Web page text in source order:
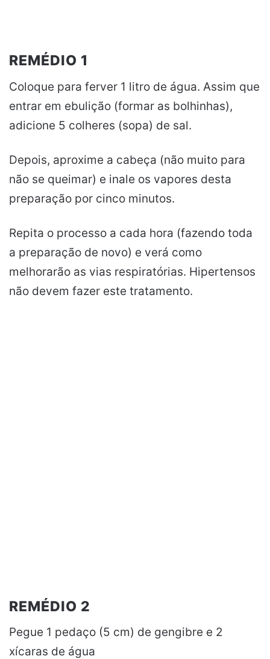
REMÉDIO 1
Coloque para ferver 1 litro de água. Assim que
entrar em ebulição (formar as bolhinhas),
adicione 5 colheres (sopa) de sal.
Depois, aproxime a cabeça (não muito para
não se queimar) e inale os vapores desta
preparação por cinco minutos.
Repita o processo a cada hora (fazendo toda
a preparação de novo) e verá como
melhorarão as vias respiratórias. Hipertensos
não devem fazer este tratamento.
REMÉDIO 2
Pegue 1 pedaço (5 cm) de gengibre e 2
xícaras de água